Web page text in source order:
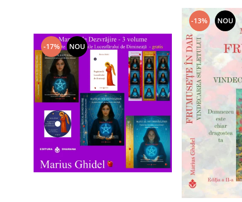
-17% NOU
-13% NOU